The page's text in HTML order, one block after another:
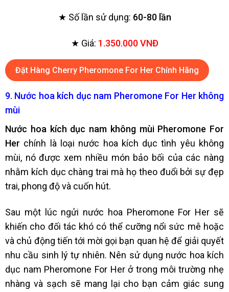
★ Số lần sử dụng: 60-80 lần
★ Giá: 1.350.000 VNĐ
Đặt Hàng Cherry Pheromone For Her Chính Hãng
9. Nước hoa kích dục nam Pheromone For Her không
mùi
Nước hoa kích dục nam không mùi Pheromone For
Her chính là loại nước hoa kích dục tình yêu không
mùi, nó được xem nhiều món bảo bối của các nàng
nhằm kích dục chàng trai mà họ theo đuổi bởi sự đẹp
trai, phong độ và cuốn hút.
Sau một lúc ngửi nước hoa Pheromone For Her sẽ
khiến cho đối tác khó có thể cưỡng nổi sức mê hoặc
và chủ động tiến tới mời gọi bạn quan hệ để giải quyết
nhu cầu sinh lý tự nhiên. Nên sử dụng nước hoa kích
dục nam Pheromone For Her ở trong môi trường nhẹ
nhàng và sạch sẽ mang lại cho bạn cảm giác sung